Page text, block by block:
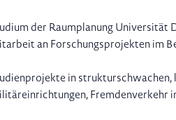
der Raumplanung Universität
an Forschungsprojekten im
in strukturschwachen,
Fremdenverkehr